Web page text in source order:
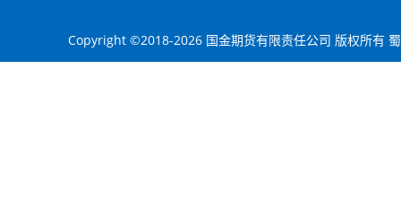
Copyright ©2018-2026 国金期货有限责任公司 版权所有